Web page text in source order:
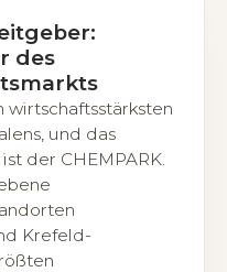
des
wirtschaftsstärksten
und das
der CHEMPARK.
Krefeld-